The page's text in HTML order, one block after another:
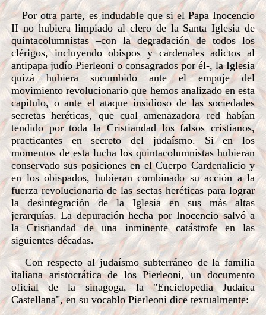
Por otra parte, es indudable que si el Papa Inocencio
II no hubiera limpiado al clero de la Santa Iglesia de
quintacolumnistas –con la degradación de todos los
clérigos, incluyendo obispos y cardenales adictos al
antipapa judío Pierleoni o consagrados por él-, la Iglesia
quizá hubiera sucumbido ante el empuje del
movimiento revolucionario que hemos analizado en esta
capítulo, o ante el ataque insidioso de las sociedades
secretas heréticas, que cual amenazadora red habían
tendido por toda la Cristiandad los falsos cristianos,
practicantes en secreto del judaísmo. Si en los
momentos de esta lucha los quintacolumnistas hubieran
conservado sus posiciones en el Cuerpo Cardenalicio y
en los obispados, hubieran combinado su acción a la
fuerza revolucionaria de las sectas heréticas para lograr
la desintegración de la Iglesia en sus más altas
jerarquías. La depuración hecha por Inocencio salvó a
la Cristiandad de una inminente catástrofe en las
siguientes décadas.
Con respecto al judaísmo subterráneo de la familia
italiana aristocrática de los Pierleoni, un documento
oficial de la sinagoga, la "Enciclopedia Judaica
Castellana", en su vocablo Pierleoni dice textualmente: